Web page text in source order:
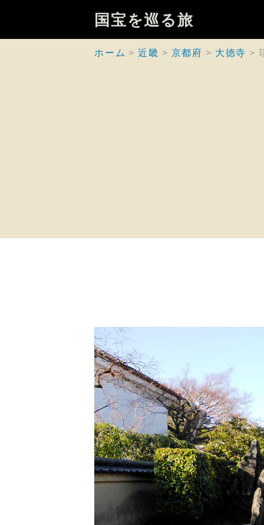
国宝を巡る旅
ホーム 近畿 京都府 大徳寺